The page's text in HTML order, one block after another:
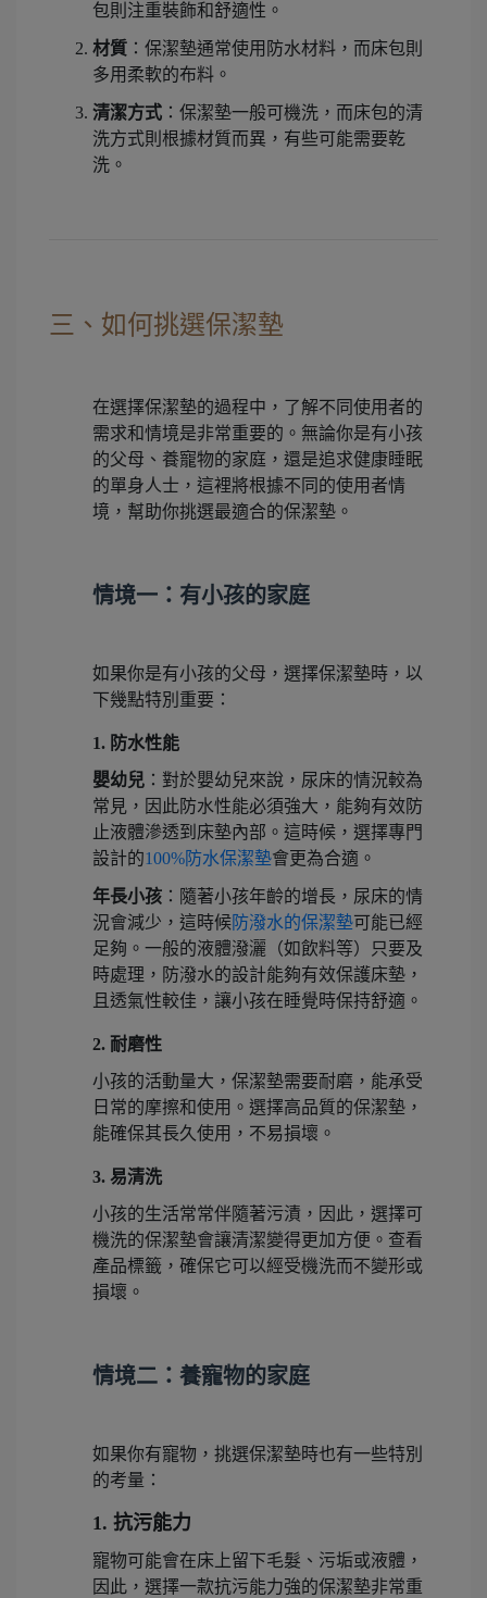
包則注重裝飾和舒適性。
材質 ：保潔墊通常使用防水材料，而床包則
多用柔軟的布料。
清潔方式 ：保潔墊一般可機洗，而床包的清
洗方式則根據材質而異，有些可能需要乾
洗。
三、如何挑選保潔墊
在選擇保潔墊的過程中，了解不同使用者的
需求和情境是非常重要的。無論你是有小孩
的父母、養寵物的家庭，還是追求健康睡眠
的單身人士，這裡將根據不同的使用者情
境，幫助你挑選最適合的保潔墊。
情境一：有小孩的家庭
如果你是有小孩的父母，選擇保潔墊時，以
下幾點特別重要：
1. 防水性能
嬰幼兒 ：對於嬰幼兒來說，尿床的情況較為
常見，因此防水性能必須強大，能夠有效防
止液體滲透到床墊內部。這時候，選擇專門
設計的100%防水保潔墊會更為合適。
年長小孩 ：隨著小孩年齡的增長，尿床的情
況會減少，這時候防潑水的保潔墊可能已經
足夠。一般的液體潑灑（如飲料等）只要及
時處理，防潑水的設計能夠有效保護床墊，
且透氣性較佳，讓小孩在睡覺時保持舒適。
2. 耐磨性
小孩的活動量大，保潔墊需要耐磨，能承受
日常的摩擦和使用。選擇高品質的保潔墊，
能確保其長久使用，不易損壞。
3. 易清洗
小孩的生活常常伴隨著污漬，因此，選擇可
機洗的保潔墊會讓清潔變得更加方便。查看
產品標籤，確保它可以經受機洗而不變形或
損壞。
情境二：養寵物的家庭
如果你有寵物，挑選保潔墊時也有一些特別
的考量：
1. 抗污能力
寵物可能會在床上留下毛髮、污垢或液體，
因此，選擇一款抗污能力強的保潔墊非常重